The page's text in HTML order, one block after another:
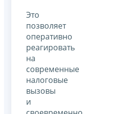
Это
позволяет
оперативно
реагировать
на
современные
налоговые
вызовы
и